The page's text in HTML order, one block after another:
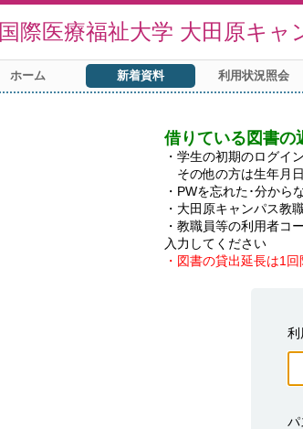
国際医療福祉大学 大田原キャ
ホーム 新着資料 利用状況照会
借りている図書の
・学生の初期のログイ
その他の方は生年月
・PWを忘れた･分から
・大田原キャンパス教
・教職員等の利用者コ
・図書の貸出延長は1
利
パ